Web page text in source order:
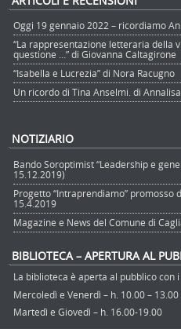
Oggi 19 gennaio 2022 – ricordiamo
“La rappresentazione letteraria della
questione …” di Giovanna Caltagirone
“Isabella e Lucrezia” di Nora Racugno
Un ricordo di Tina Anselmi. di
NOTIZIARIO
Bando Soroptimist “Leadership e
15.12.2019)
Progetto “Intraprendiamo” promosso
15.4.2019
Magazine e News del Comune di
BIBLIOTECA – APERTURA AL
La biblioteca è aperta al pubblico con
Mercoledì e Venerdì – h. 10.00 – 13.00
Martedì e Giovedì – h. 16.00-19.00